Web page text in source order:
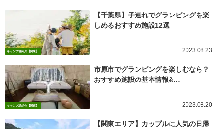
キャンプ場紹介【関東】
【千葉県】子連れでグランピングを楽
しめるおすすめ施設12選
2023.08.23
キャンプ場紹介【関東】
市原市でグランピングを楽しむなら？
おすすめ施設の基本情報&…
2023.08.20
【関東エリア】カップルに人気の日帰